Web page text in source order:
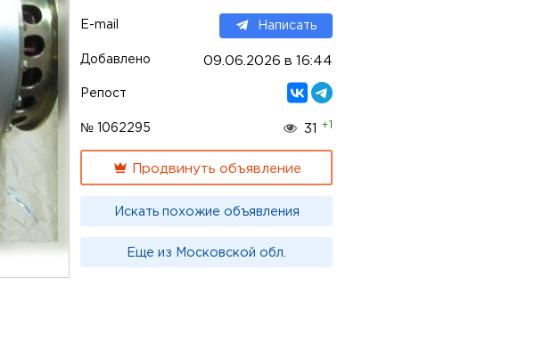
E-mail Написать
Добавлено 09.06.2026 в 16:44
Репост
№ 1062295 31 +1
Продвинуть объявление
Искать похожие объявления
Еще из Московской обл.